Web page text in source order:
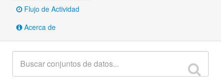
Flujo de Actividad
Acerca de